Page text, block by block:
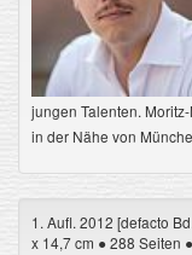
jungen Talenten.
in der Nähe von
1. Aufl. 2012 [defacto
x 14,7 cm ● 288 Seiten